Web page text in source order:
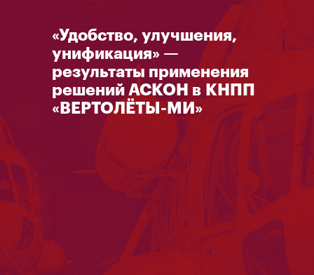
«Удобство, улучшения,
унификация» —
результаты применения
решений АСКОН в КНПП
«ВЕРТОЛЁТЫ-МИ»